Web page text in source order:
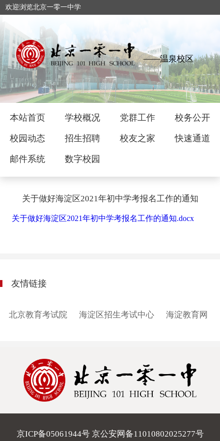
欢迎浏览北京一零一中学
——温泉校区
本站首页 学校概况 党群工作 校务公开
校园动态 招生招聘 校友之家 快速通道
邮件系统 数字校园
关于做好海淀区2021年初中学考报名工作的通知
关于做好海淀区2021年初中学考报名工作的通知.docx
友情链接
北京教育考试院 海淀区招生考试中心 海淀教育网
京ICP备05061944号 京公安网备11010802025277号